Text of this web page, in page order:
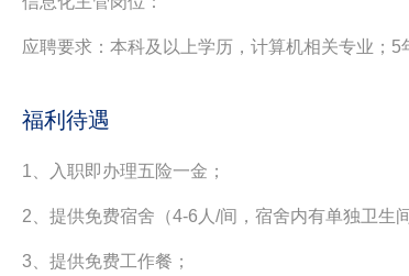
应聘要求：本科及以上学历，计算机相关专业；
福利待遇
1、入职即办理五险一金；
2、提供免费宿舍（4-6人/间，宿舍内有单独卫生
3、提供免费工作餐；